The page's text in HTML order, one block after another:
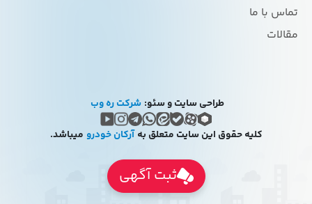
تماس با ما
مقالات
طراحی سایت و سئو: شرکت ره وب
کلیه حقوق این سایت متعلق به آرکان خودرو میباشد.
ثبت آگهی